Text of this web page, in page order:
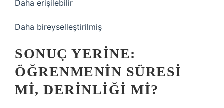
Daha erişilebilir
Daha bireyselleştirilmiş
SONUÇ YERINE:
ÖĞRENMENIN SÜRESI
MI, DERINLIĞI MI?